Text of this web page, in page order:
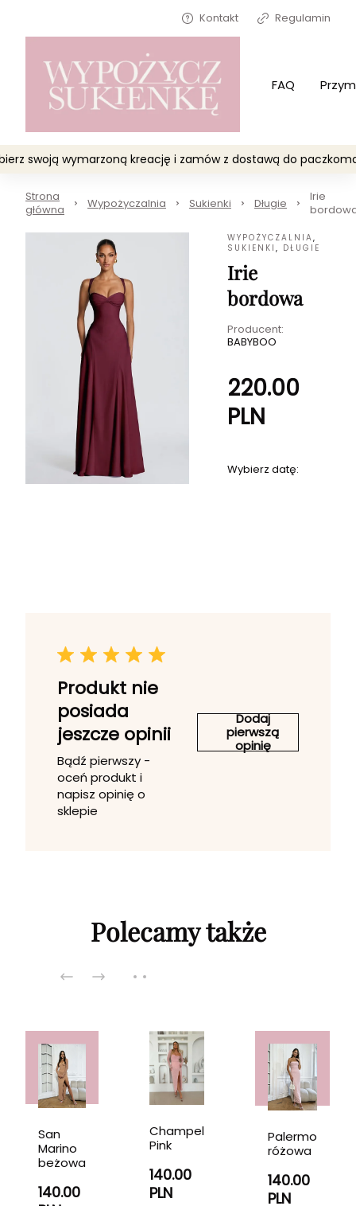
Kontakt Regulamin
FAQ
swoją wymarzoną kreację i zamów z dostawą do
Strona
główna
Wypożyczalnia Sukienki Długie
Irie
WYPOŻYCZALNIA,
SUKIENKI, DŁUGIE
Irie
bordowa
Producent:
BABYBOO
220.00
PLN
Wybierz datę:
Produkt nie
posiada
jeszcze opinii
Bądź pierwszy -
oceń produkt i
napisz opinię o
sklepie
Dodaj
pierwszą
opinię
Polecamy także
San
Marino
beżowa
140.00
Champel
Pink
140.00
PLN
Palermo
różowa
140.00
PLN